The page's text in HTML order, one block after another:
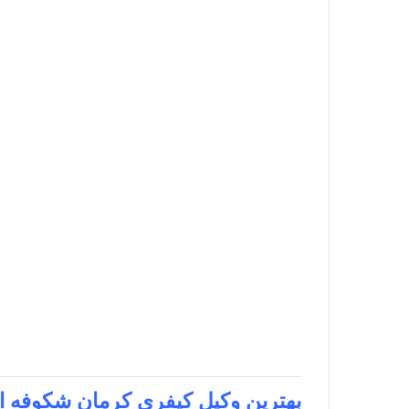
بهترین وکیل کیفری کرمان شکوفه